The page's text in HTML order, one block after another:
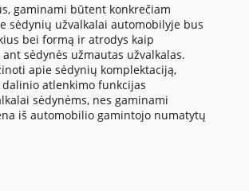
gaminami būtent konkrečiam
sėdynių užvalkalai automobilyje bus
bei formą ir atrodys kaip
sėdynės užmautas užvalkalas.
apie sėdynių komplektaciją,
atlenkimo funkcijas
sėdynėms, nes gaminami
iš automobilio gamintojo numatytų